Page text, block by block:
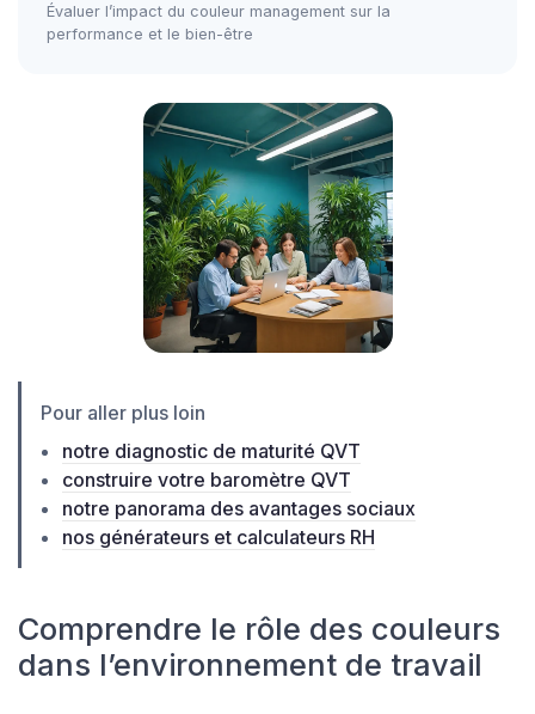
Évaluer l’impact du couleur management sur la
performance et le bien-être
Pour aller plus loin
notre diagnostic de maturité QVT
construire votre baromètre QVT
notre panorama des avantages sociaux
nos générateurs et calculateurs RH
Comprendre le rôle des couleurs
dans l’environnement de travail